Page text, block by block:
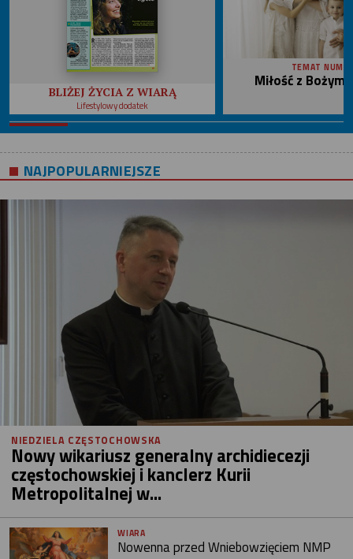
BLIŻEJ ŻYCIA Z WIARĄ
Lifestylowy dodatek
TEMAT
Miłość z
NAJPOPULARNIEJSZE
NIEDZIELA CZĘSTOCHOWSKA
Nowy wikariusz generalny archidiecezji
częstochowskiej i kanclerz Kurii
Metropolitalnej w...
WIARA
Nowenna przed Wniebowzięciem NMP